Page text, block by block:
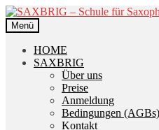
Zur
Navigation
springen
Zum
Inhalt
springen
Menü
HOME
SAXBRIG
Über uns
Preise
Anmeldung
Bedingungen (AGBs)
Kontakt